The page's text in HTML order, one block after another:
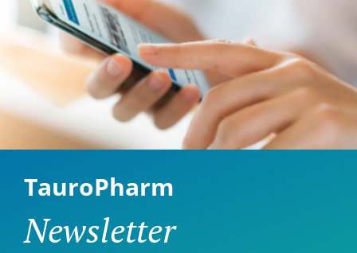
TauroPharm
Newsletter